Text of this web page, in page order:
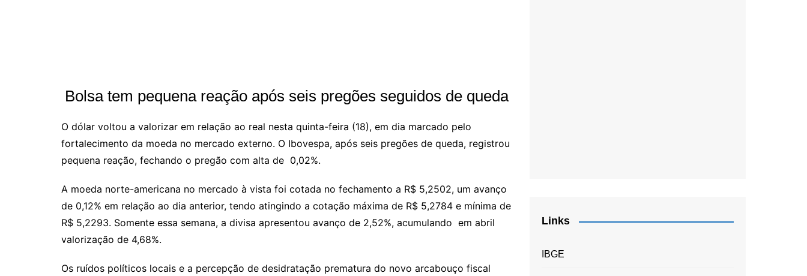
Bolsa tem pequena reação após seis pregões seguidos de queda
O dólar voltou a valorizar em relação ao real nesta quinta-feira (18), em dia marcado pelo
fortalecimento da moeda no mercado externo. O Ibovespa, após seis pregões de queda, registrou
pequena reação, fechando o pregão com alta de 0,02%.
A moeda norte-americana no mercado à vista foi cotada no fechamento a R$ 5,2502, um avanço
de 0,12% em relação ao dia anterior, tendo atingindo a cotação máxima de R$ 5,2784 e mínima de
R$ 5,2293. Somente essa semana, a divisa apresentou avanço de 2,52%, acumulando em abril
valorização de 4,68%.
Os ruídos políticos locais e a percepção de desidratação prematura do novo arcabouço fiscal
Links
IBGE